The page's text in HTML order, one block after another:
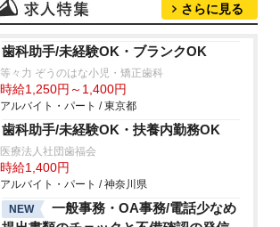
さらに見る
歯科助手/未経験OK・ブランクOK
等々力 ぞうのはな小児・矯正歯科
時給1,250円～1,400円
アルバイト・パート / 東京都
歯科助手/未経験OK・扶養内勤務OK
医療法人社団歯福会
時給1,400円
アルバイト・パート / 神奈川県
NEW
一般事務・OA事務/電話少なめ